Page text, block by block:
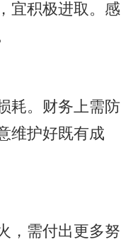
宜积极进取。感
耗。财务上需防
维护好既有成
，需付出更多努